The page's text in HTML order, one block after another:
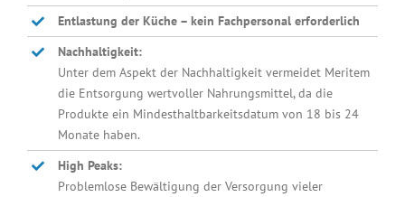
Entlastung der Küche – kein Fachpersonal erforderlich
Nachhaltigkeit:
Unter dem Aspekt der Nachhaltigkeit vermeidet Meritem
die Entsorgung wertvoller Nahrungsmittel, da die
Produkte ein Mindesthaltbarkeitsdatum von 18 bis 24
Monate haben.
High Peaks:
Problemlose Bewältigung der Versorgung vieler